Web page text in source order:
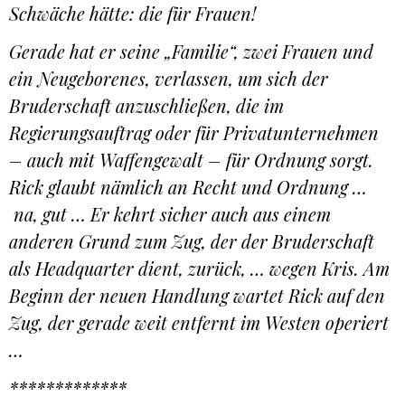
Schwäche hätte: die für Frauen!
Gerade hat er seine „Familie“, zwei Frauen und
ein Neugeborenes, verlassen, um sich der
Bruderschaft anzuschließen, die im
Regierungsauftrag oder für Privatunternehmen
– auch mit Waffengewalt – für Ordnung sorgt.
Rick glaubt nämlich an Recht und Ordnung …
na, gut … Er kehrt sicher auch aus einem
anderen Grund zum Zug, der der Bruderschaft
als Headquarter dient, zurück, … wegen Kris. Am
Beginn der neuen Handlung wartet Rick auf den
Zug, der gerade weit entfernt im Westen operiert
…
*************